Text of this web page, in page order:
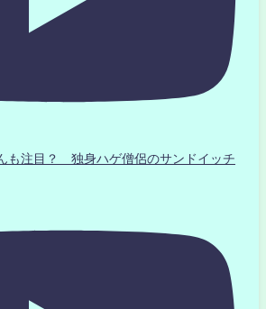
も注目？ 独身ハゲ僧侶のサンドイッチ